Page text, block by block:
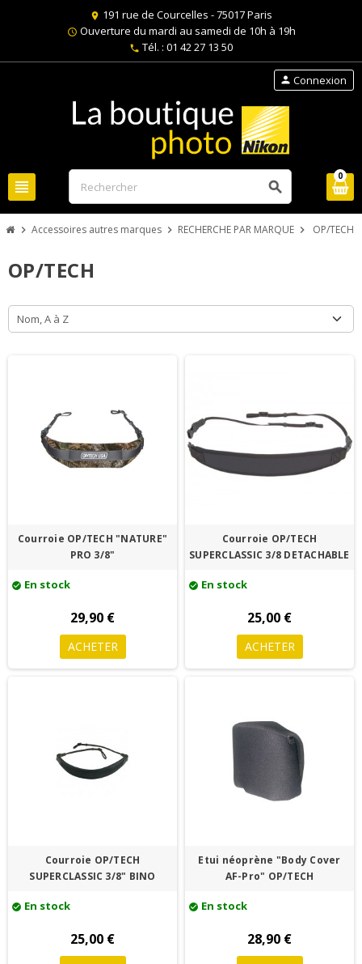
location_on 191 rue de Courcelles - 75017 Paris
schedule Ouverture du mardi au samedi de 10h à 19h
phone Tél. : 01 42 27 13 50
view_headline search
person Connexion
0
chevron_right Accessoires autres marques chevron_right RECHERCHE PAR MARQUE chevron_right OP/TECH
OP/TECH
Nom, A à Z
Courroie OP/TECH "NATURE"
PRO 3/8"
check_circle En stock
29,90 €
ACHETER
Courroie OP/TECH
SUPERCLASSIC 3/8 DETACHABLE
check_circle En stock
25,00 €
ACHETER
Courroie OP/TECH
SUPERCLASSIC 3/8" BINO
check_circle En stock
25,00 €
Etui néoprène "Body Cover
AF-Pro" OP/TECH
check_circle En stock
28,90 €